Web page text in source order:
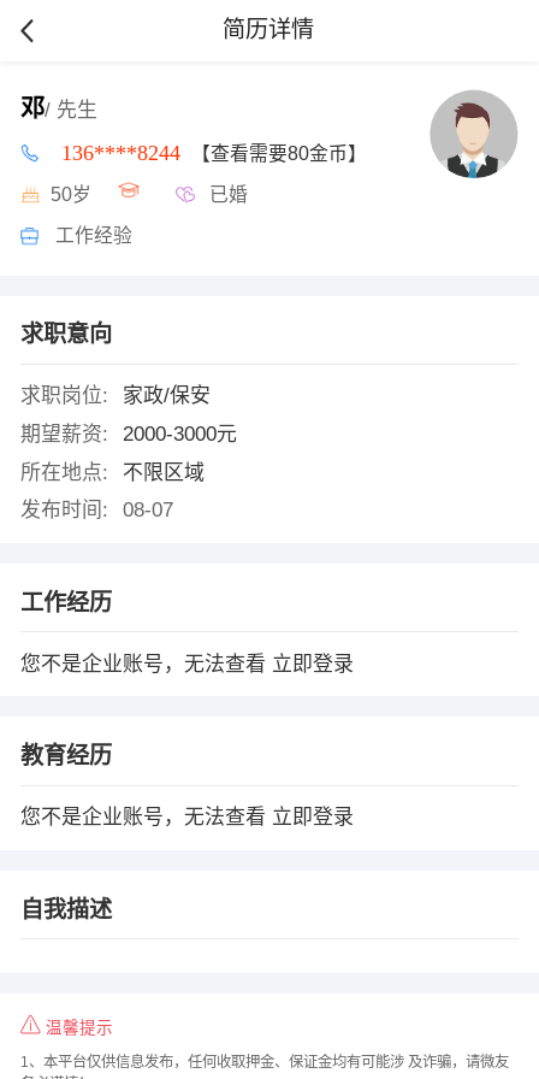
简历详情
邓/ 先生
136****8244 【查看需要80金币】
50岁 已婚
工作经验
求职意向
求职岗位:
家政/保安
期望薪资:
2000-3000元
所在地点:
不限区域
发布时间:
08-07
工作经历
您不是企业账号，无法查看 立即登录
教育经历
您不是企业账号，无法查看 立即登录
自我描述
温馨提示
1、本平台仅供信息发布，任何收取押金、保证金均有可能涉 及诈骗，请微友